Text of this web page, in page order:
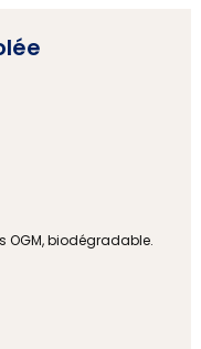
OGM, biodégradable.